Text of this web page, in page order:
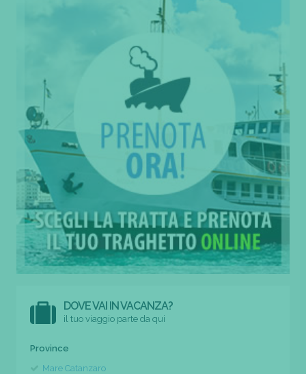
DOVE VAI IN VACANZA?
il tuo viaggio parte da qui
Province
Mare Catanzaro